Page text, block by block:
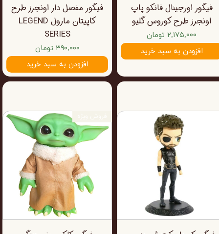
فیگور اورجینال فانکو پاپ
اونجرز طرح کوروس گلیو
۲,۱۷۵,۰۰۰ تومان
افزودن به سبد خرید
فیگور مفصل دار اونجرز طرح
کاپیتان مارول LEGEND
SERIES
۳۹۰,۰۰۰ تومان
افزودن به سبد خرید